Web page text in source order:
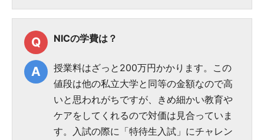
NICの学費は？
授業料はざっと200万円かかります。この
値段は他の私立大学と同等の金額なので高
いと思われがちですが、きめ細かい教育や
ケアをしてくれるので対価は見合っていま
す。入試の際に「特待生入試」にチャレン